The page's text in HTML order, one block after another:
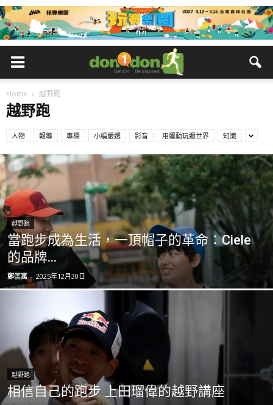
Home 越野跑
越野跑
人物 報導 專欄 小編嚴選 影音 用運動玩遍世界 知識
越野跑
當跑步成為生活，一頂帽子的革命：Ciele
的品牌...
鄭匡寓 - 2025年12月30日
越野跑
相信自己的跑步 上田瑠偉的越野講座